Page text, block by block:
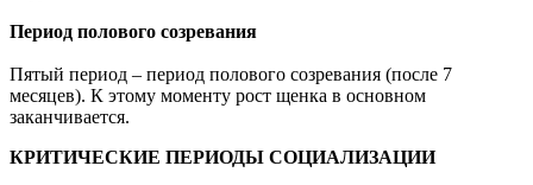
Период полового созревания
Пятый период – период полового созревания (после 7
месяцев). К этому моменту рост щенка в основном
заканчивается.
КРИТИЧЕСКИЕ ПЕРИОДЫ СОЦИАЛИЗАЦИИ